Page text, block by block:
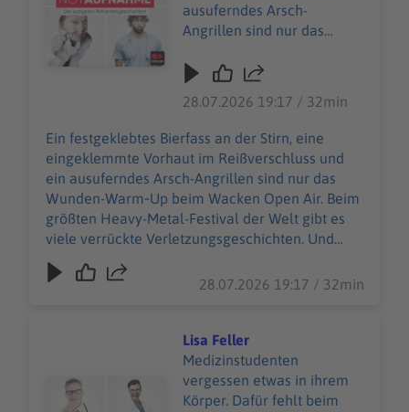
ausuferndes Arsch-
Angrillen sind nur das
Wacken Open Air. Beim
Festival der Welt gibt es
viele verrückte
Verletzungsgeschichten.
Und Wiebke Düsberg
macht sich nicht vom
(berühmtesten) Acker,
sondern nimmt die
heilende Herausforderung
500 weiteren
Rescue Squads. 85.000
W:O:A-Fans sind in guten
Händen beim
24‑Stunden‑Sanitätsdienst.
28.07.2026 19:17 / 32min
Ein festgeklebtes Bierfass an der Stirn, eine
eingeklemmte Vorhaut im Reißverschluss und
ein ausuferndes Arsch-Angrillen sind nur das
Wunden-Warm‑Up beim Wacken Open Air. Beim
größten Heavy-Metal-Festival der Welt gibt es
viele verrückte Verletzungsgeschichten. Und
Wiebke Düsberg macht sich nicht vom
(berühmtesten) Acker, sondern nimmt die
Rescue Squads. 85.000 W:O:A-Fans sind in guten
Händen beim 24‑Stunden‑Sanitätsdienst. Selbst
im schrägsten *Schlammassel* … WERBUNG
Hier gibt es viele Rabatte und alle Infos zu den
28.07.2026 19:17 / 32min
Audiotitel - Lisa Feller
Lisa Feller
Medizinstudenten
vergessen etwas in ihrem
Körper. Dafür fehlt beim